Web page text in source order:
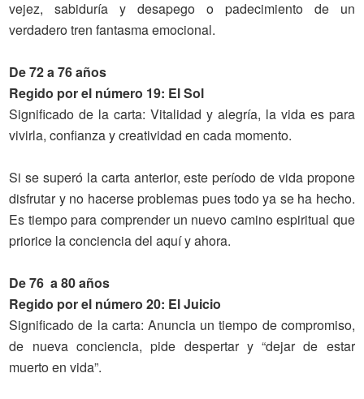
vejez, sabiduría y desapego o padecimiento de un
verdadero tren fantasma emocional.
De 72 a 76 años
Regido por el número 19: El Sol
Significado de la carta: Vitalidad y alegría, la vida es para
vivirla, confianza y creatividad en cada momento.
Si se superó la carta anterior, este período de vida propone
disfrutar y no hacerse problemas pues todo ya se ha hecho.
Es tiempo para comprender un nuevo camino espiritual que
priorice la conciencia del aquí y ahora.
De 76 a 80 años
Regido por el número 20: El Juicio
Significado de la carta: Anuncia un tiempo de compromiso,
de nueva conciencia, pide despertar y “dejar de estar
muerto en vida”.